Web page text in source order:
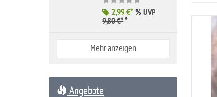
2,99 €*% UVP
9,80 €**
Mehr anzeigen
Angebote